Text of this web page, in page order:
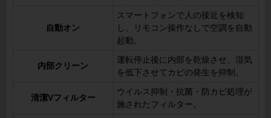
自動オン
スマートフォンで人の接近を検知
し、リモコン操作なしで空調を自動
起動。
内部クリーン
運転停止後に内部を乾燥させ、湿気
を低下させてカビの発生を抑制。
清潔Vフィルター
ウイルス抑制・抗菌・防カビ処理が
施されたフィルター。